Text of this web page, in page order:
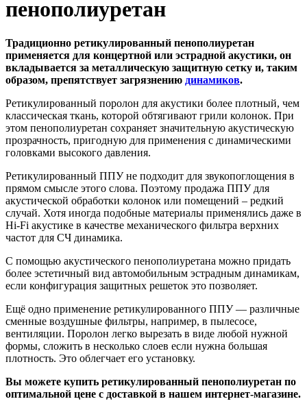
пенополиуретан
Традиционно ретикулированный пенополиуретан
применяется для концертной или эстрадной акустики, он
вкладывается за металлическую защитную сетку и, таким
образом, препятствует загрязнению динамиков.
Ретикулированный поролон для акустики более плотный, чем
классическая ткань, которой обтягивают грили колонок. При
этом пенополиуретан сохраняет значительную акустическую
прозрачность, пригодную для применения с динамическими
головками высокого давления.
Ретикулированный ППУ не подходит для звукопоглощения в
прямом смысле этого слова. Поэтому продажа ППУ для
акустической обработки колонок или помещений – редкий
случай. Хотя иногда подобные материалы применялись даже в
Hi-Fi акустике в качестве механического фильтра верхних
частот для СЧ динамика.
С помощью акустического пенополиуретана можно придать
более эстетичный вид автомобильным эстрадным динамикам,
если конфигурация защитных решеток это позволяет.
Ещё одно применение ретикулированного ППУ — различные
сменные воздушные фильтры, например, в пылесосе,
вентиляции. Поролон легко вырезать в виде любой нужной
формы, сложить в несколько слоев если нужна большая
плотность. Это облегчает его установку.
Вы можете купить ретикулированный пенополиуретан по
оптимальной цене с доставкой в нашем интернет-магазине.